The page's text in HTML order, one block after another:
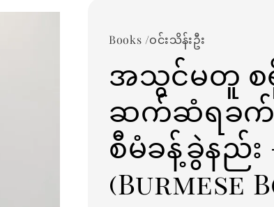
Books /ဝင်းသိန်းဦး
အသွင်မတူ စရို
ဆက်ဆံရခက်
စီမံခန့်ခွဲနည်း
(Burmese